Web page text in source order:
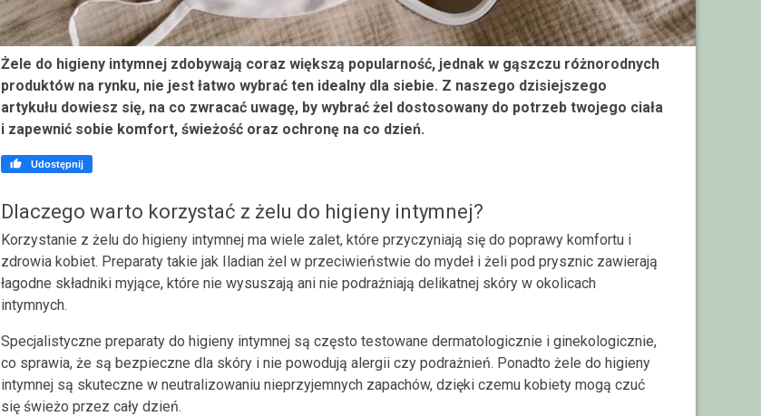
Żele do higieny intymnej zdobywają coraz większą popularność, jednak w gąszczu różnorodnych
produktów na rynku, nie jest łatwo wybrać ten idealny dla siebie. Z naszego dzisiejszego
artykułu dowiesz się, na co zwracać uwagę, by wybrać żel dostosowany do potrzeb twojego ciała
i zapewnić sobie komfort, świeżość oraz ochronę na co dzień.
 Udostępnij
Dlaczego warto korzystać z żelu do higieny intymnej?
Korzystanie z żelu do higieny intymnej ma wiele zalet, które przyczyniają się do poprawy komfortu i
zdrowia kobiet. Preparaty takie jak Iladian żel w przeciwieństwie do mydeł i żeli pod prysznic zawierają
łagodne składniki myjące, które nie wysuszają ani nie podrażniają delikatnej skóry w okolicach
intymnych.
Specjalistyczne preparaty do higieny intymnej są często testowane dermatologicznie i ginekologicznie,
co sprawia, że są bezpieczne dla skóry i nie powodują alergii czy podrażnień. Ponadto żele do higieny
intymnej są skuteczne w neutralizowaniu nieprzyjemnych zapachów, dzięki czemu kobiety mogą czuć
się świeżo przez cały dzień.